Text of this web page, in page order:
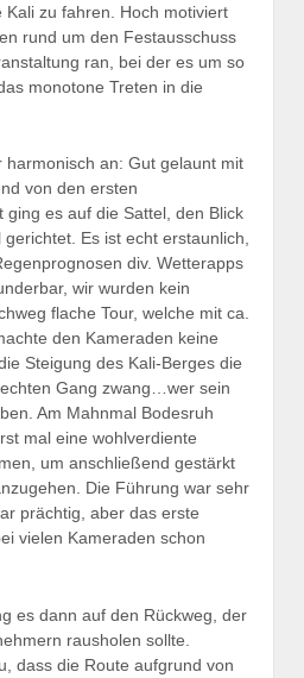
Kali zu fahren. Hoch motiviert
rund um den Festausschuss
ran, bei der es um so
monotone Treten in die
harmonisch an: Gut gelaunt mit
von den ersten
ging es auf die Sattel, den Blick
Es ist echt erstaunlich,
div. Wetterapps
wir wurden kein
flache Tour, welche mit ca.
den Kameraden keine
Steigung des Kali-Berges die
Gang zwang…wer sein
Am Mahnmal Bodesruh
mal eine wohlverdiente
um anschließend gestärkt
Die Führung war sehr
prächtig, aber das erste
vielen Kameraden schon
es dann auf den Rückweg, der
rausholen sollte.
dass die Route aufgrund von